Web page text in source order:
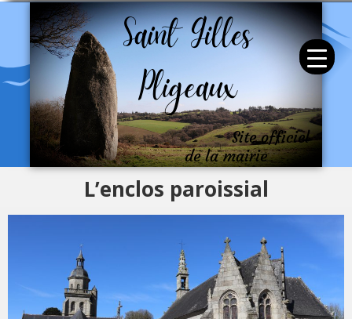
Site officiel
de la mairie
L’enclos paroissial